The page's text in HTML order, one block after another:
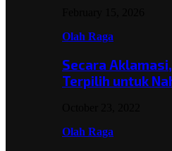
Olah Raga
Secara
Terpilih untuk
Olah Raga